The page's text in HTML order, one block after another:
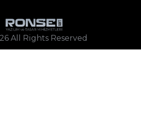
All Rights Reserved